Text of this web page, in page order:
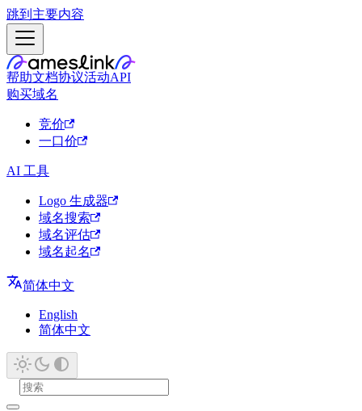
跳到主要内容
帮助文档协议活动API
购买域名
竞价
一口价
AI 工具
Logo 生成器
域名搜索
域名评估
域名起名
简体中文
English
简体中文